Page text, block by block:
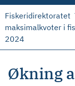
Fiskeridirektoratet
maksimalkvoter i
2024
Økning